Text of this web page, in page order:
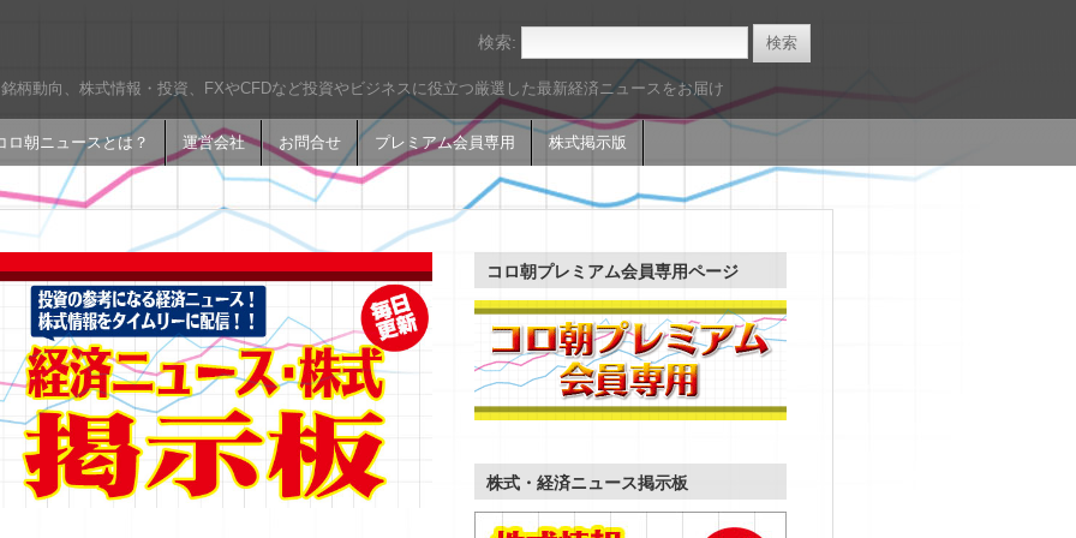
柄動向、株式情報・投資、FXやCFDなど投資やビジネスに役立つ厳選した最新経済ニュースをお届け
ロ朝ニュースとは？ 運営会社 お問合せ プレミアム会員専用 株式掲示版
検索:
コロ朝プレミアム会員専用ページ
株式・経済ニュース掲示板